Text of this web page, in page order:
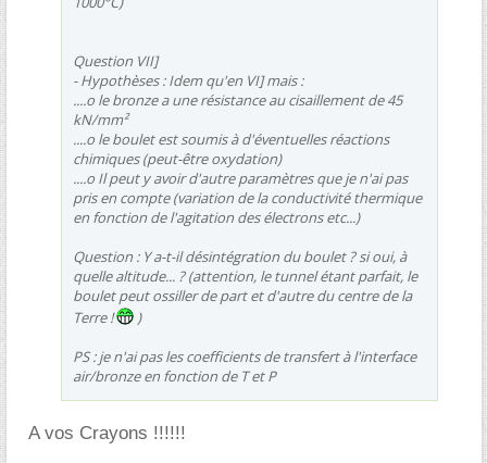
Question VII]
- Hypothèses : Idem qu'en VI] mais :
....o le bronze a une résistance au cisaillement de 45
kN/mm²
....o le boulet est soumis à d'éventuelles réactions
chimiques (peut-être oxydation)
....o Il peut y avoir d'autre paramètres que je n'ai pas
pris en compte (variation de la conductivité thermique
en fonction de l'agitation des électrons etc...)
Question : Y a-t-il désintégration du boulet ? si oui, à
quelle altitude... ? (attention, le tunnel étant parfait, le
boulet peut ossiller de part et d'autre du centre de la
Terre !
)
PS : je n'ai pas les coefficients de transfert à l'interface
air/bronze en fonction de T et P
A vos Crayons !!!!!!